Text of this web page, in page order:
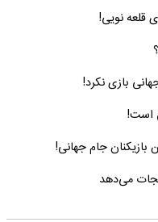
قلعه نویی!
بازی نکرد!
است!